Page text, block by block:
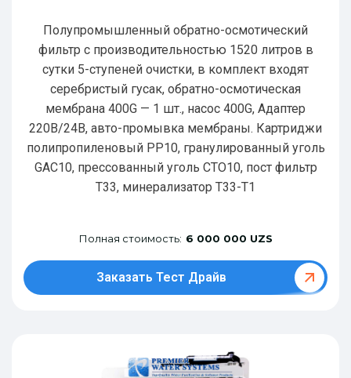
Полупромышленный обратно-осмотический
фильтр с производительностью 1520 литров в
сутки 5-ступеней очистки, в комплект входят
серебристый гусак, обратно-осмотическая
мембрана 400G — 1 шт., насос 400G, Адаптер
220В/24В, авто-промывка мембраны. Картриджи
полипропиленовый РР10, гранулированный уголь
GAC10, прессованный уголь CTO10, пост фильтр
T33, минерализатор Т33-Т1
Полная стоимость: 6 000 000 UZS
Заказать Тест Драйв